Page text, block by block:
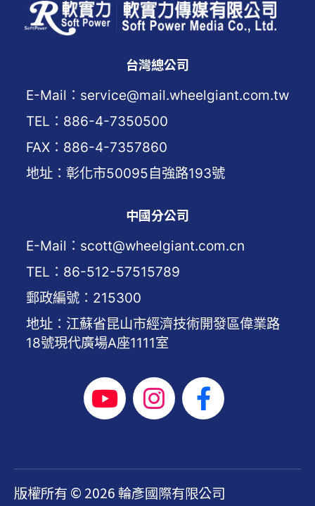
台灣總公司
E-Mail：service@mail.wheelgiant.com.tw
TEL：886-4-7350500
FAX：886-4-7357860
地址：彰化市50095自強路193號
中國分公司
E-Mail：scott@wheelgiant.com.cn
TEL：86-512-57515789
郵政編號：215300
地址：江蘇省昆山市經濟技術開發區偉業路
18號現代廣場A座1111室
版權所有 © 2026 輪彥國際有限公司